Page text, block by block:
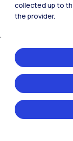
Sedi
Milano Bovisa
Cremona
Lecco
Mantova
collected up to
the provider.